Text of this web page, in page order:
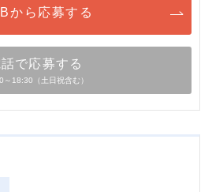
から応募する
で応募する
～18:30（土日祝含む）